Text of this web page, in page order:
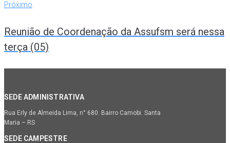
Próximo
Reunião de Coordenação da Assufsm será nessa
terça (05)
SEDE ADMINISTRATIVA
Rua Erly de Almeida Lima, n° 680. Bairro Camobi. Santa
Maria – RS
SEDE CAMPESTRE